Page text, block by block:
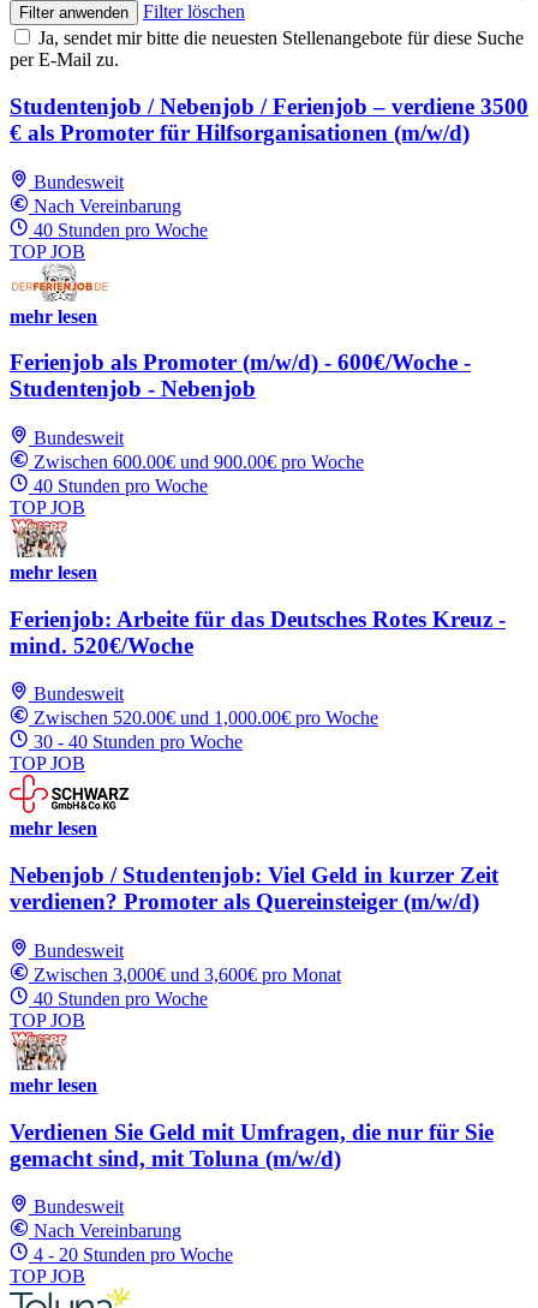
Filter anwenden
Filter löschen
Ja, sendet mir bitte die neuesten Stellenangebote für diese Suche
per E-Mail zu.
Studentenjob / Nebenjob / Ferienjob – verdiene 3500
€ als Promoter für Hilfsorganisationen (m/w/d)
Bundesweit
Nach Vereinbarung
40 Stunden pro Woche
TOP JOB
mehr lesen
Ferienjob als Promoter (m/w/d) - 600€/Woche -
Studentenjob - Nebenjob
Bundesweit
Zwischen 600.00€ und 900.00€ pro Woche
40 Stunden pro Woche
TOP JOB
mehr lesen
Ferienjob: Arbeite für das Deutsches Rotes Kreuz -
mind. 520€/Woche
Bundesweit
Zwischen 520.00€ und 1,000.00€ pro Woche
30 - 40 Stunden pro Woche
TOP JOB
mehr lesen
Nebenjob / Studentenjob: Viel Geld in kurzer Zeit
verdienen? Promoter als Quereinsteiger (m/w/d)
Bundesweit
Zwischen 3,000€ und 3,600€ pro Monat
40 Stunden pro Woche
TOP JOB
mehr lesen
Verdienen Sie Geld mit Umfragen, die nur für Sie
gemacht sind, mit Toluna (m/w/d)
Bundesweit
Nach Vereinbarung
4 - 20 Stunden pro Woche
TOP JOB